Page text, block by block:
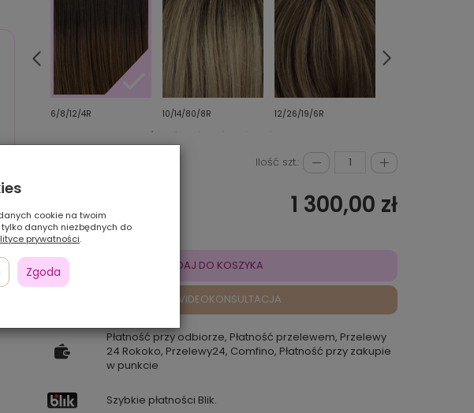
6/8/12/4R 10/14/80/8R 12/26/19/6R
Ilość szt.:
1 300,00 zł
DODAJ DO KOSZYKA
VIDEOKONSULTACJA
Płatność przy odbiorze, Płatność przelewem, Przelewy
24 Rokoko, Przelewy24, Comfino, Płatność przy zakupie
w punkcie
Szybkie płatności Blik.
cookie na twoim
danych niezbędnych do
prywatności.
Zgoda